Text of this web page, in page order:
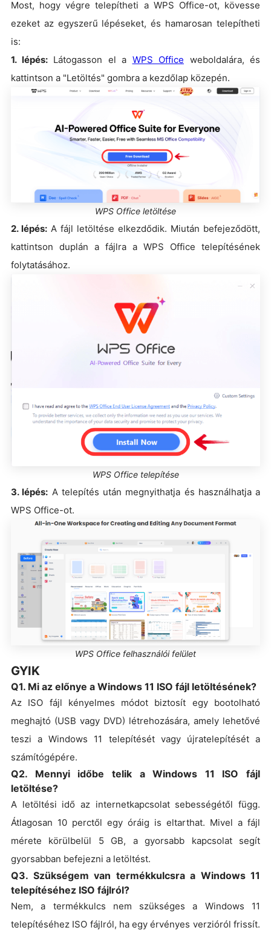
Most, hogy végre telepítheti a WPS Office-ot, kövesse
ezeket az egyszerű lépéseket, és hamarosan telepítheti
is:
1. lépés:Látogasson el a WPS Office weboldalára, és
kattintson a "Letöltés" gombra a kezdőlap közepén.
WPS Office letöltése
2. lépés: A fájl letöltése elkezdődik. Miután befejeződött,
kattintson duplán a fájlra a WPS Office telepítésének
folytatásához.
WPS Office telepítése
3. lépés: A telepítés után megnyithatja és használhatja a
WPS Office-ot.
WPS Office felhasználói felület
GYIK
Q1. Mi az előnye a Windows 11 ISO fájl letöltésének?
Az ISO fájl kényelmes módot biztosít egy bootolható
meghajtó (USB vagy DVD) létrehozására, amely lehetővé
teszi a Windows 11 telepítését vagy újratelepítését a
számítógépére.
Q2. Mennyi időbe telik a Windows 11 ISO fájl
letöltése?
A letöltési idő az internetkapcsolat sebességétől függ.
Átlagosan 10 perctől egy óráig is eltarthat. Mivel a fájl
mérete körülbelül 5 GB, a gyorsabb kapcsolat segít
gyorsabban befejezni a letöltést.
Q3. Szükségem van termékkulcsra a Windows 11
telepítéséhez ISO fájlról?
Nem, a termékkulcs nem szükséges a Windows 11
telepítéséhez ISO fájlról, ha egy érvényes verzióról frissít.